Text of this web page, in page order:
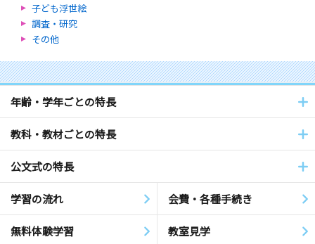
子ども浮世絵
調査・研究
その他
年齢・学年ごとの特長
教科・教材ごとの特長
公文式の特長
学習の流れ 会費・各種手続き
無料体験学習 教室見学